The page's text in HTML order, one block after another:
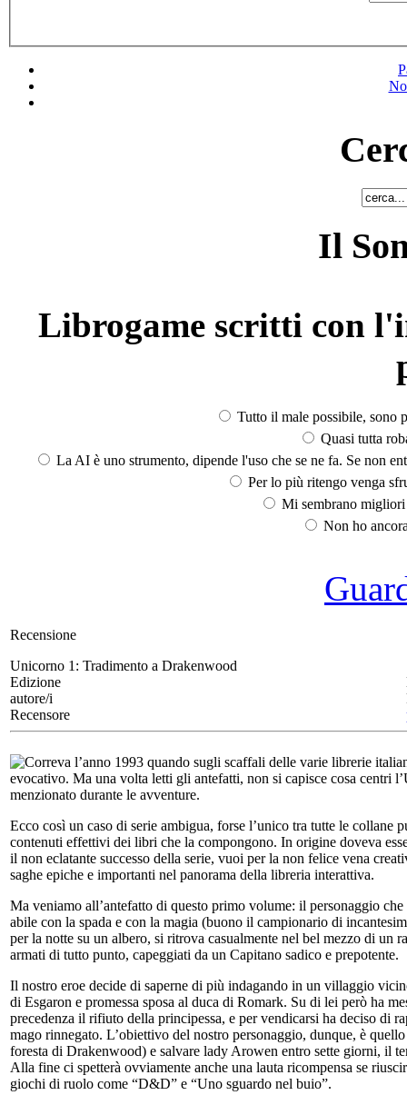
Il
Librogame scritti con
Tutto il male possibile, sono
Quasi tutta
La AI è uno strumento, dipende l'uso che se ne fa. Se non
Per lo più ritengo venga
Mi sembrano
Non ho
Recensione
Unicorno 1: Tradimento a Drakenwood
Edizione
autore/i
Recensore
Correva l’anno 1993 quando sugli scaffali delle varie librerie
evocativo. Ma una volta letti gli antefatti, non si capisce cosa centri
menzionato durante le avventure.
Ecco così un caso di serie ambigua, forse l’unico tra tutte le collane
contenuti effettivi dei libri che la compongono. In origine doveva
il non eclatante successo della serie, vuoi per la non felice vena
saghe epiche e importanti nel panorama della libreria interattiva.
Ma veniamo all’antefatto di questo primo volume: il personaggio
abile con la spada e con la magia (buono il campionario di
per la notte su un albero, si ritrova casualmente nel bel mezzo di un
armati di tutto punto, capeggiati da un Capitano sadico e prepotente.
Il nostro eroe decide di saperne di più indagando in un villaggio
di Esgaron e promessa sposa al duca di Romark. Su di lei però ha
precedenza il rifiuto della principessa, e per vendicarsi ha deciso di
mago rinnegato. L’obiettivo del nostro personaggio, dunque, è
foresta di Drakenwood) e salvare lady Arowen entro sette giorni, il
Alla fine ci spetterà ovviamente anche una lauta ricompensa se
giochi di ruolo come “D&D” e “Uno sguardo nel buio”.